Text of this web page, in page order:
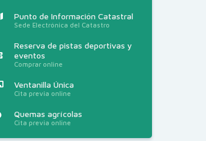
Punto de Información Catastral
Sede Electrónica del Catastro
Reserva de pistas deportivas y
eventos
Comprar online
Ventanilla Única
Cita previa online
Quemas agrícolas
Cita previa online